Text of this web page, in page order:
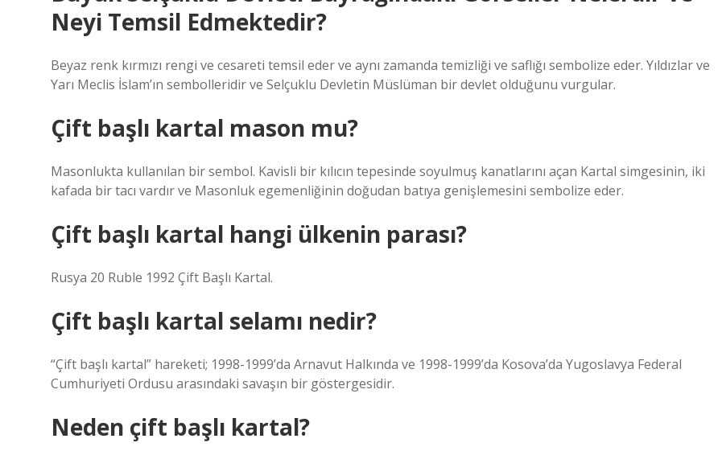
Neyi Temsil Edmektedir?
Beyaz renk kırmızı rengi ve cesareti temsil eder ve aynı zamanda temizliği ve saflığı sembolize eder. Yıldızlar ve
Yarı Meclis İslam’ın sembolleridir ve Selçuklu Devletin Müslüman bir devlet olduğunu vurgular.
Çift başlı kartal mason mu?
Masonlukta kullanılan bir sembol. Kavisli bir kılıcın tepesinde soyulmuş kanatlarını açan Kartal simgesinin, iki
kafada bir tacı vardır ve Masonluk egemenliğinin doğudan batıya genişlemesini sembolize eder.
Çift başlı kartal hangi ülkenin parası?
Rusya 20 Ruble 1992 Çift Başlı Kartal.
Çift başlı kartal selamı nedir?
“Çift başlı kartal” hareketi; 1998-1999’da Arnavut Halkında ve 1998-1999’da Kosova’da Yugoslavya Federal
Cumhuriyeti Ordusu arasındaki savaşın bir göstergesidir.
Neden çift başlı kartal?